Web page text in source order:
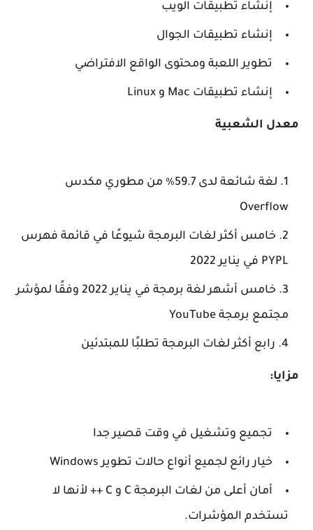
إنشاء تطبيقات الويب
إنشاء تطبيقات الجوال
تطوير اللعبة ومحتوى الواقع الافتراضي
إنشاء تطبيقات Mac و Linux
معدل الشعبية
لغة شائعة لدى 59.7٪ من مطوري مكدس
Overflow
خامس أكثر لغات البرمجة شيوعًا في قائمة فهرس
PYPL في يناير 2022
خامس أشهر لغة برمجة في يناير 2022 وفقًا لمؤشر
مجتمع برمجة YouTube
رابع أكثر لغات البرمجة تطلبًا للمبتدئين
مزايا:
تجميع وتشغيل في وقت قصير جدا
خيار رائع لجميع أنواع حالات تطوير Windows
أمان أعلى من لغات البرمجة C و C ++ لأنها لا
تستخدم المؤشرات.